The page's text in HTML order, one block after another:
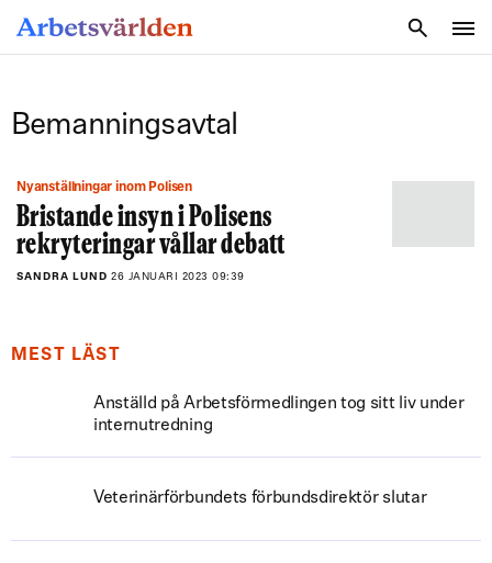
Bemanningsavtal
Nyanställningar inom Polisen
Bristande insyn i Polisens
rekryteringar vållar debatt
SANDRA LUND 26 JANUARI 2023 09:39
MEST LÄST
Anställd på Arbetsförmedlingen tog sitt liv under
internutredning
Veterinärförbundets förbundsdirektör slutar